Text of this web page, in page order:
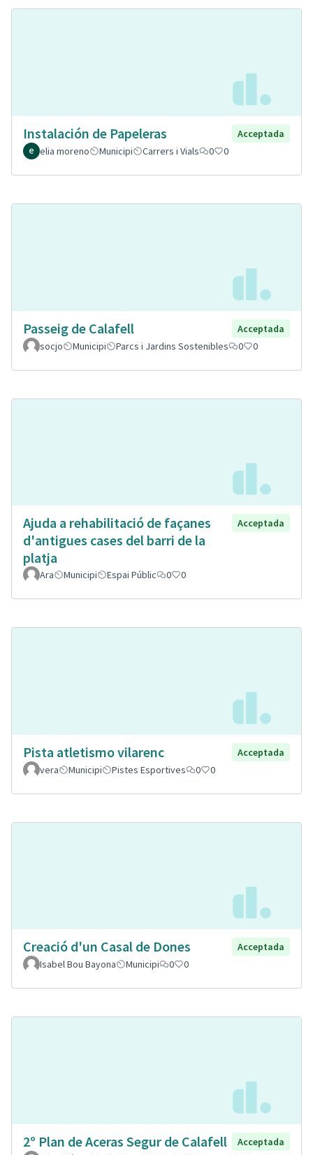
Instalación de Papeleras
Acceptada
elia moreno
Municipi Carrers i Vials 0 0
Passeig de Calafell
Acceptada
socjo
Municipi Parcs i Jardins Sostenibles 0 0
Ajuda a rehabilitació de façanes
d'antigues cases del barri de la
platja
Acceptada
Ara Municipi Espai Públic 0 0
Pista atletismo vilarenc
Acceptada
vera
Municipi Pistes Esportives 0 0
Creació d'un Casal de Dones
Acceptada
Isabel Bou Bayona
Municipi 0 0
2º Plan de Aceras Segur de Calafell
Acceptada